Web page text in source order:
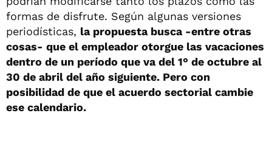
formas de disfrute. Según algunas versiones
periodísticas, la propuesta busca -entre otras
cosas- que el empleador otorgue las vacaciones
dentro de un período que va del 1° de octubre al
30 de abril del año siguiente. Pero con
posibilidad de que el acuerdo sectorial cambie
ese calendario.